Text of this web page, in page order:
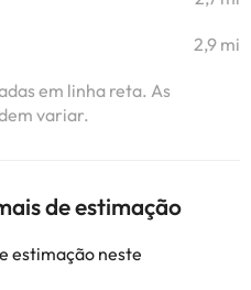
2,9 mi
em linha reta. As
variar.
de estimação
estimação neste